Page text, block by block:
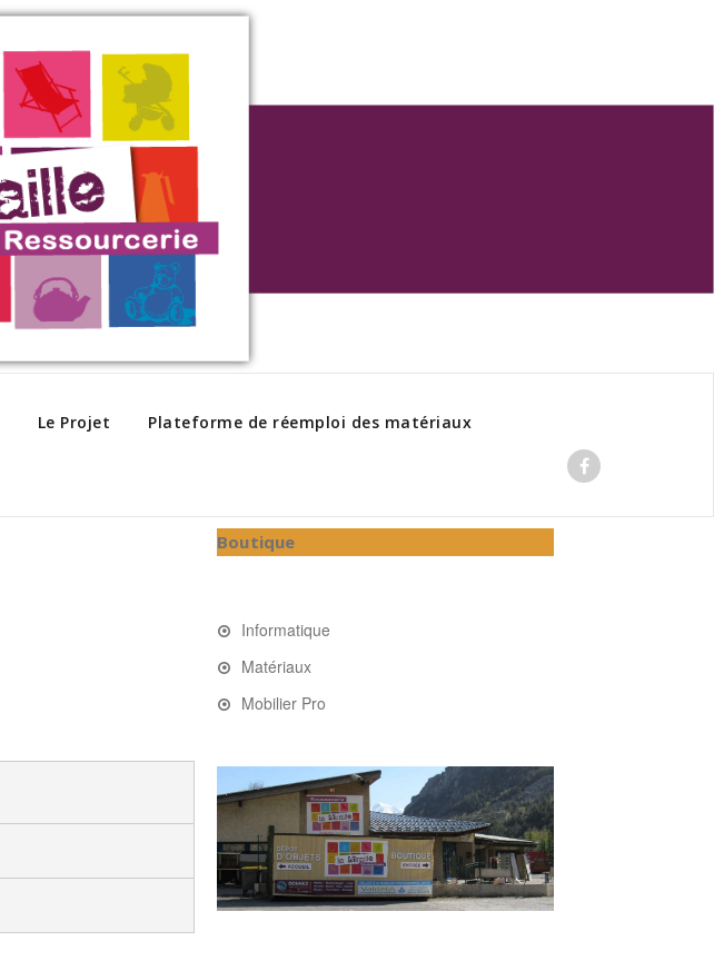
Le Projet
Plateforme de réemploi des matériaux
Boutique
Informatique
Matériaux
Mobilier Pro